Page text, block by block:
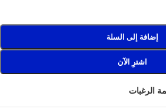
إضافة إلى السلة
اشترِ الآن
الرغبات